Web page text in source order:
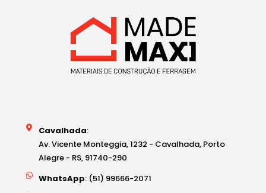
Cavalhada:
Av. Vicente Monteggia, 1232 - Cavalhada, Porto
Alegre - RS, 91740-290
WhatsApp: (51) 99666-2071